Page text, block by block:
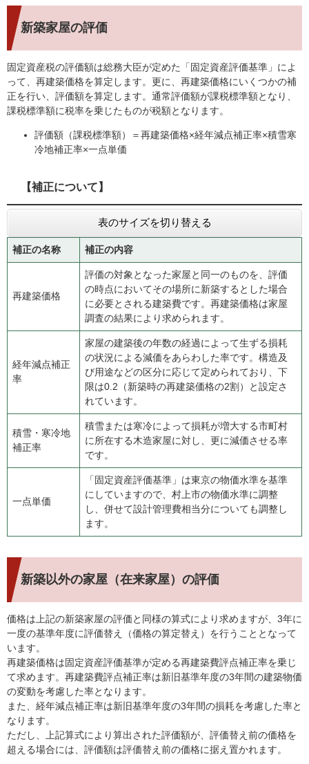
新築家屋の評価
固定資産税の評価額は総務大臣が定めた「固定資産評価基準」によ
って、再建築価格を算定します。更に、再建築価格にいくつかの補
正を行い、評価額を算定します。通常評価額が課税標準額となり、
課税標準額に税率を乗じたものが税額となります。
評価額（課税標準額）＝再建築価格×経年減点補正率×積雪寒
冷地補正率×一点単価
【補正について】
表のサイズを切り替える
補正の名称 補正の内容
再建築価格
評価の対象となった家屋と同一のものを、評価
の時点においてその場所に新築するとした場合
に必要とされる建築費です。再建築価格は家屋
調査の結果により求められます。
経年減点補正
率
家屋の建築後の年数の経過によって生ずる損耗
の状況による減価をあらわした率です。構造及
び用途などの区分に応じて定められており、下
限は0.2（新築時の再建築価格の2割）と設定さ
れています。
積雪・寒冷地
補正率
積雪または寒冷によって損耗が増大する市町村
に所在する木造家屋に対し、更に減価させる率
です。
一点単価
「固定資産評価基準」は東京の物価水準を基準
にしていますので、村上市の物価水準に調整
し、併せて設計管理費相当分についても調整し
ます。
新築以外の家屋（在来家屋）の評価
価格は上記の新築家屋の評価と同様の算式により求めますが、3年に
一度の基準年度に評価替え（価格の算定替え）を行うこととなって
います。
再建築価格は固定資産評価基準が定める再建築費評点補正率を乗じ
て求めます。再建築費評点補正率は新旧基準年度の3年間の建築物価
の変動を考慮した率となります。
また、経年減点補正率は新旧基準年度の3年間の損耗を考慮した率と
なります。
ただし、上記算式により算出された評価額が、評価替え前の価格を
超える場合には、評価額は評価替え前の価格に据え置かれます。